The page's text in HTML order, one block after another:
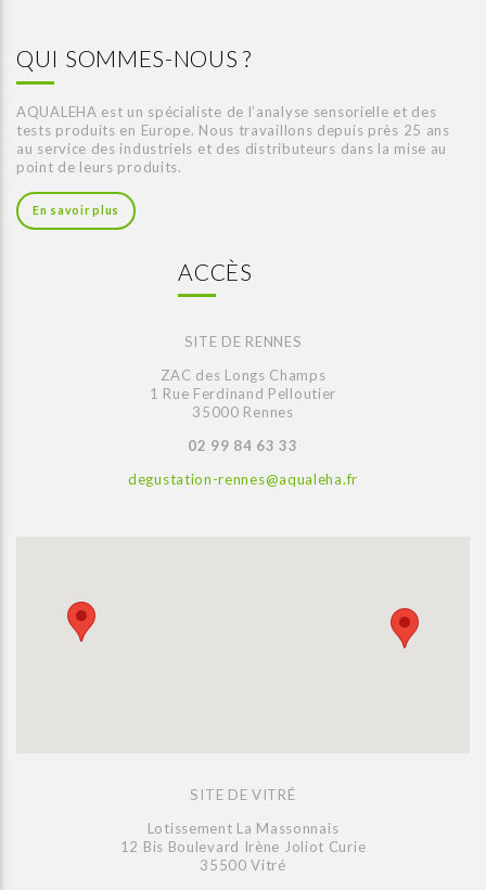
QUI SOMMES-NOUS ?
AQUALEHA est un spécialiste de l’analyse sensorielle et des
tests produits en Europe. Nous travaillons depuis près 25 ans
au service des industriels et des distributeurs dans la mise au
point de leurs produits.
En savoir plus
ACCÈS
SITE DE RENNES
ZAC des Longs Champs
1 Rue Ferdinand Pelloutier
35000 Rennes
02 99 84 63 33
degustation-rennes@aqualeha.fr
SITE DE VITRÉ
Lotissement La Massonnais
12 Bis Boulevard Irène Joliot Curie
35500 Vitré